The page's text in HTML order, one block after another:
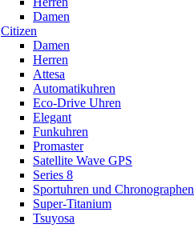
Damen
Citizen
Damen
Herren
Attesa
Automatikuhren
Eco-Drive Uhren
Elegant
Funkuhren
Promaster
Satellite Wave GPS
Series 8
Sportuhren und Chronographen
Super-Titanium
Tsuyosa